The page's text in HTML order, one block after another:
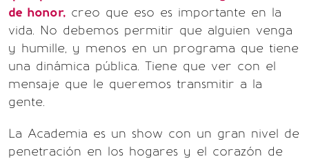
de honor, creo que eso es importante en la
vida. No debemos permitir que alguien venga
y humille, y menos en un programa que tiene
una dinámica pública. Tiene que ver con el
mensaje que le queremos transmitir a la
gente.
La Academia es un show con un gran nivel de
penetración en los hogares y el corazón de